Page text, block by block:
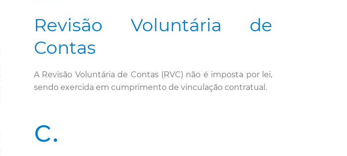
Revisão Voluntária de
Contas
A Revisão Voluntária de Contas (RVC) não é imposta por lei,
sendo exercida em cumprimento de vinculação contratual.
c.